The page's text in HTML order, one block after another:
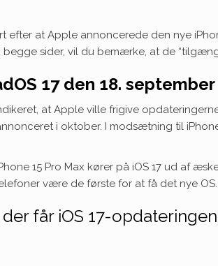
efter at Apple annoncerede den nye
begge sider, vil du bemærke, at de
17 den 18. september
at Apple ville frigive
i oktober. I modsætning til
15 Pro Max kører på iOS 17 ud af
være de første for at få det nye OS.
får iOS 17-